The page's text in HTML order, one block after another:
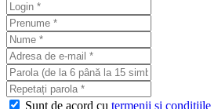
Sunt de acord cu termenii şi condiţiile